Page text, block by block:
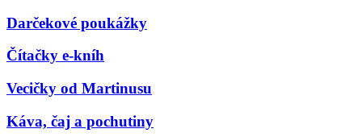
Darčekové poukážky
Čítačky e-kníh
Vecičky od Martinusu
Káva, čaj a pochutiny